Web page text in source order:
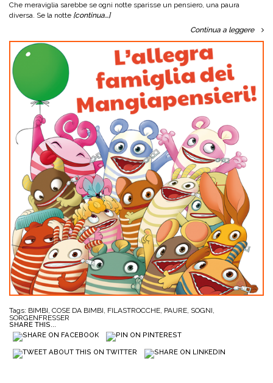
Che meraviglia sarebbe se ogni notte sparisse un pensiero, una paura
diversa. Se la notte [continua…]
Continua a leggere
Tags: BIMBI, COSE DA BIMBI, FILASTROCCHE, PAURE, SOGNI,
SORGENFRESSER
SHARE THIS...